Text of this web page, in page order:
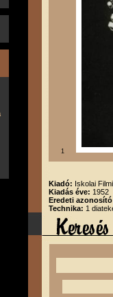
1
Kiadó: Iskolai
Kiadás éve: 1952
Eredeti
Technika: 1